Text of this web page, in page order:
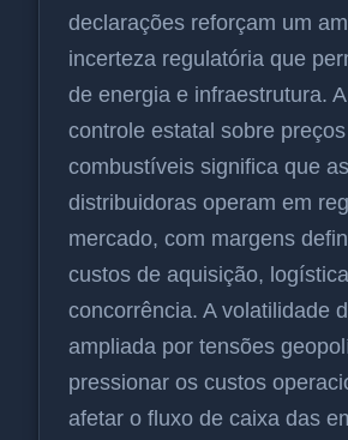
declarações reforçam um
incerteza regulatória que
de energia e infraestrutura.
controle estatal sobre
combustíveis significa que as
distribuidoras operam em
mercado, com margens
custos de aquisição,
concorrência. A volatilidade
ampliada por tensões
pressionar os custos
afetar o fluxo de caixa das